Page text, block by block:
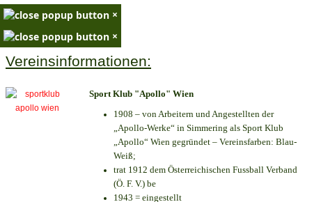
×
×
Vereinsinformationen:
Sport Klub "Apollo" Wien
1908 – von Arbeitern und Angestellten der
„Apollo-Werke“ in Simmering als Sport Klub
„Apollo“ Wien gegründet – Vereinsfarben: Blau-
Weiß;
trat 1912 dem Österreichischen Fussball Verband
(Ö. F. V.) be
1943 = eingestellt